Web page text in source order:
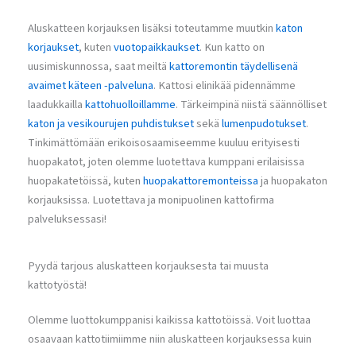
Aluskatteen korjauksen lisäksi toteutamme muutkinkaton
korjaukset, kutenvuotopaikkaukset. Kun katto on
uusimiskunnossa, saat meiltäkattoremontin täydellisenä
avaimet käteen -palveluna. Kattosi elinikää pidennämme
laadukkaillakattohuolloillamme. Tärkeimpinä niistä säännölliset
katon ja vesikourujen puhdistuksetsekälumenpudotukset.
Tinkimättömään erikoisosaamiseemme kuuluu erityisesti
huopakatot, joten olemme luotettava kumppani erilaisissa
huopakatetöissä, kutenhuopakattoremonteissaja huopakaton
korjauksissa. Luotettava ja monipuolinen kattofirma
palveluksessasi!
Pyydä tarjous aluskatteen korjauksesta tai muusta
kattotyöstä!
Olemme luottokumppanisi kaikissa kattotöissä. Voit luottaa
osaavaan kattotiimiimme niin aluskatteen korjauksessa kuin